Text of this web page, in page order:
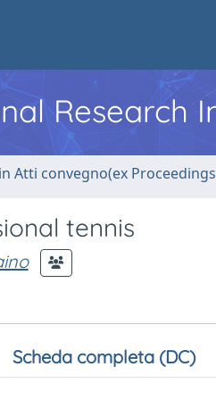
Research
Atti convegno(ex
tennis
Scheda completa (DC)